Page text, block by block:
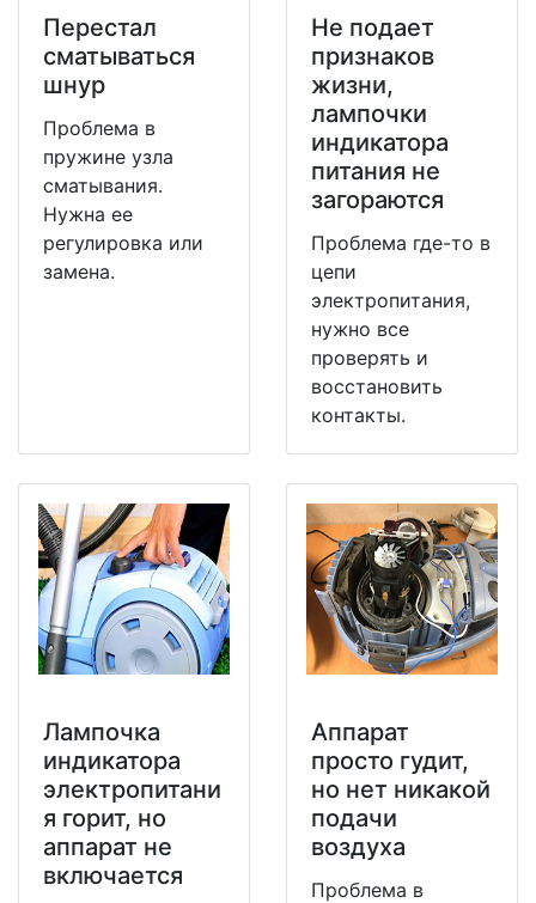
Перестал
сматываться
шнур
Проблема в
пружине узла
сматывания.
Нужна ее
регулировка или
замена.
Не подает
признаков
жизни,
лампочки
индикатора
питания не
загораются
Проблема где-то в
цепи
электропитания,
нужно все
проверять и
восстановить
контакты.
Лампочка
индикатора
электропитани
я горит, но
аппарат не
включается
Аппарат
просто гудит,
но нет никакой
подачи
воздуха
Проблема в